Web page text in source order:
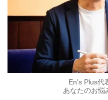
En's Plus代
あなたのお悩